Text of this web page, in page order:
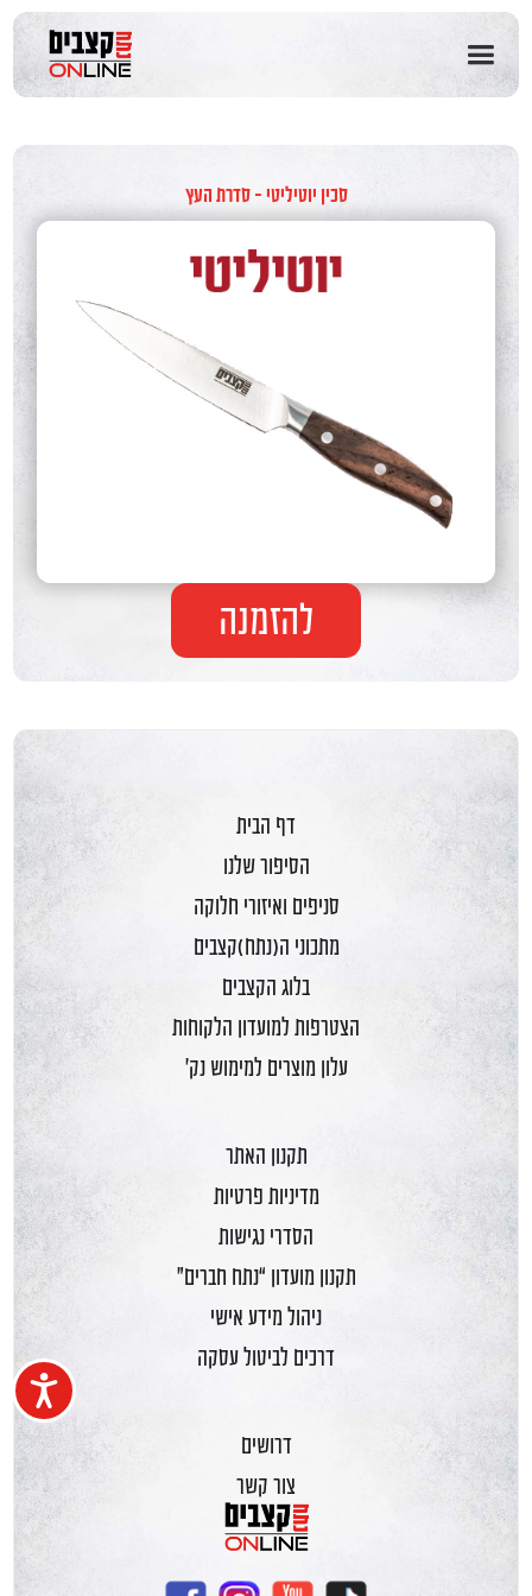
שִׂים
בְּאֲתָר
זֶה
נָגִישׁ
לִנְגִישׁוּת
סכין יוטיליטי - סדרת העץ
להזמנה
דף הבית
הסיפור שלנו
סניפים ואיזורי חלוקה
מתכוני ה(נתח)קצבים
בלוג הקצבים
הצטרפות למועדון הלקוחות
עלון מוצרים למימוש נק'
תקנון האתר
מדיניות פרטיות
הסדרי נגישות
תקנון מועדון “נתח חברים”
ניהול מידע אישי
דרכים לביטול עסקה
דרושים
צור קשר